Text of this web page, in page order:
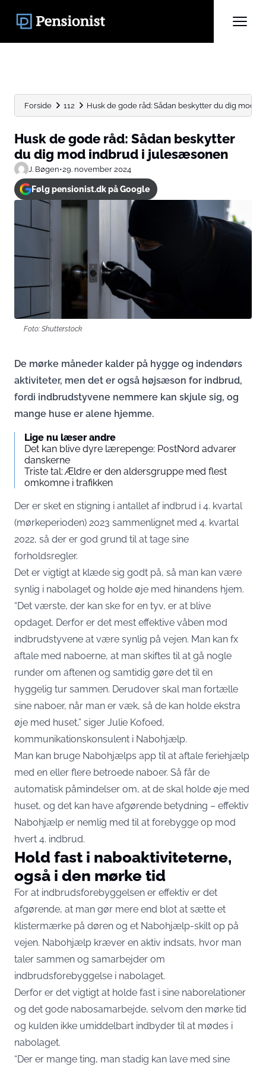
Forside 112 Husk de gode råd: Sådan beskytter du dig mod
Husk de gode råd: Sådan beskytter
du dig mod indbrud i julesæsonen
J. Bøgen•29. november 2024
Følg pensionist.dk på Google
Foto: Shutterstock
De mørke måneder kalder på hygge og indendørs
aktiviteter, men det er også højsæson for indbrud,
fordi indbrudstyvene nemmere kan skjule sig, og
mange huse er alene hjemme.
Lige nu læser andre
Det kan blive dyre lærepenge: PostNord advarer
danskerne
Triste tal: Ældre er den aldersgruppe med flest
omkomne i trafikken
Der er sket en stigning i antallet af indbrud i 4. kvartal
(mørkeperioden) 2023 sammenlignet med 4. kvartal
2022, så der er god grund til at tage sine
forholdsregler.
Det er vigtigt at klæde sig godt på, så man kan være
synlig i nabolaget og holde øje med hinandens hjem.
“Det værste, der kan ske for en tyv, er at blive
opdaget. Derfor er det mest effektive våben mod
indbrudstyvene at være synlig på vejen. Man kan fx
aftale med naboerne, at man skiftes til at gå nogle
runder om aftenen og samtidig gøre det til en
hyggelig tur sammen. Derudover skal man fortælle
sine naboer, når man er væk, så de kan holde ekstra
øje med huset,” siger Julie Kofoed,
kommunikationskonsulent i Nabohjælp.
Man kan bruge Nabohjælps app til at aftale feriehjælp
med en eller flere betroede naboer. Så får de
automatisk påmindelser om, at de skal holde øje med
huset, og det kan have afgørende betydning – effektiv
Nabohjælp er nemlig med til at forebygge op mod
hvert 4. indbrud.
Hold fast i naboaktiviteterne,
også i den mørke tid
For at indbrudsforebyggelsen er effektiv er det
afgørende, at man gør mere end blot at sætte et
klistermærke på døren og et Nabohjælp-skilt op på
vejen. Nabohjælp kræver en aktiv indsats, hvor man
taler sammen og samarbejder om
indbrudsforebyggelse i nabolaget.
Derfor er det vigtigt at holde fast i sine naborelationer
og det gode nabosamarbejde, selvom den mørke tid
og kulden ikke umiddelbart indbyder til at mødes i
nabolaget.
“Der er mange ting, man stadig kan lave med sine